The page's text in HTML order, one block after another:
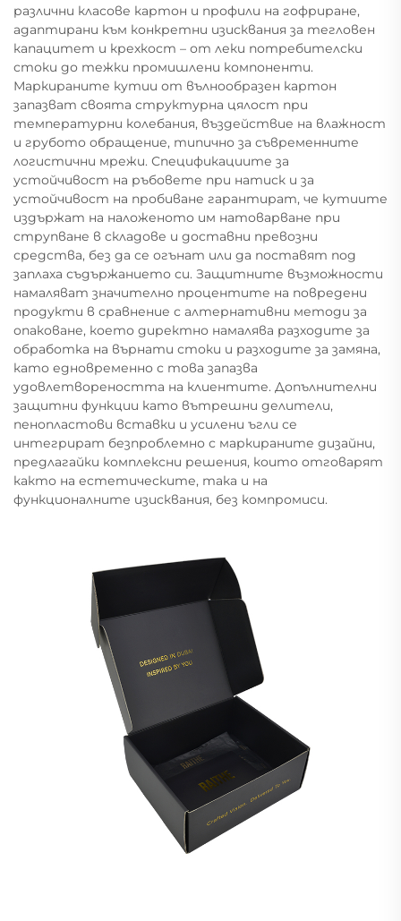
различни класове картон и профили на гофриране,
адаптирани към конкретни изисквания за тегловен
капацитет и крехкост – от леки потребителски
стоки до тежки промишлени компоненти.
Маркираните кутии от вълнообразен картон
запазват своята структурна цялост при
температурни колебания, въздействие на влажност
и грубото обращение, типично за съвременните
логистични мрежи. Спецификациите за
устойчивост на ръбовете при натиск и за
устойчивост на пробиване гарантират, че кутиите
издържат на наложеното им натоварване при
струпване в складове и доставни превозни
средства, без да се огънат или да поставят под
заплаха съдържанието си. Защитните възможности
намаляват значително процентите на повредени
продукти в сравнение с алтернативни методи за
опаковане, което директно намалява разходите за
обработка на върнати стоки и разходите за замяна,
като едновременно с това запазва
удовлетвореността на клиентите. Допълнителни
защитни функции като вътрешни делители,
пенопластови вставки и усилени ъгли се
интегрират безпроблемно с маркираните дизайни,
предлагайки комплексни решения, които отговарят
както на естетическите, така и на
функционалните изисквания, без компромиси.